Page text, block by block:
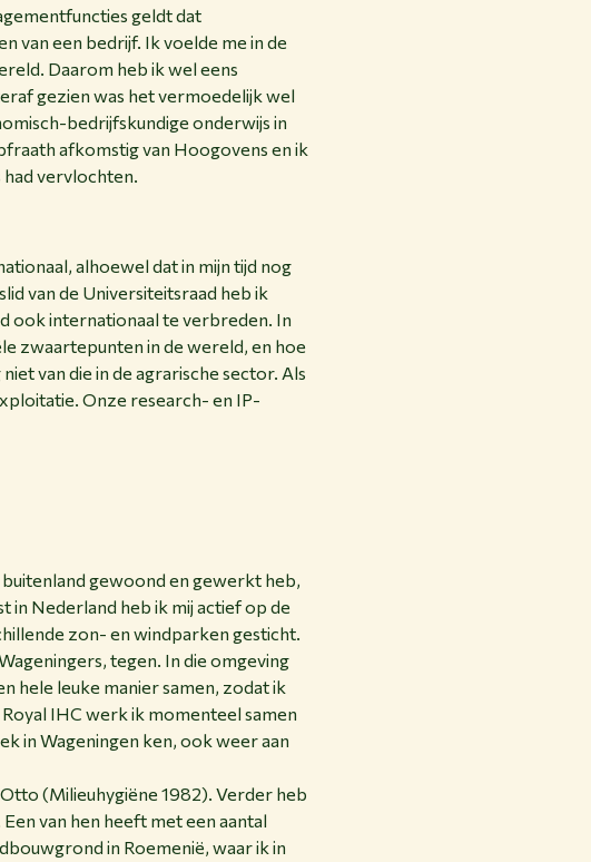
geldt dat
van een bedrijf. Ik voelde me in de
Daarom heb ik wel eens
gezien was het vermoedelijk wel
bedrijfskundige onderwijs in
afkomstig van Hoogovens en ik
had vervlochten.
alhoewel dat in mijn tijd nog
van de Universiteitsraad heb ik
ook internationaal te verbreden. In
zwaartepunten in de wereld, en hoe
van die in de agrarische sector. Als
Onze research- en IP-
gewoond en gewerkt heb,
in Nederland heb ik mij actief op de
zon- en windparken gesticht.
tegen. In die omgeving
hele leuke manier samen, zodat ik
IHC werk ik momenteel samen
in Wageningen ken, ook weer aan
(Milieuhygiëne 1982). Verder heb
van hen heeft met een aantal
in Roemenië, waar ik in